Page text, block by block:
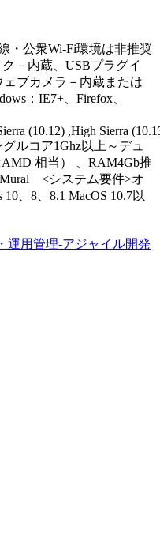
・公衆Wi-Fi環境は非推奨
－内蔵、USBプラグイ
ェブカメラ－内蔵または
：IE7+、Firefox、
(10.12) ,High Sierra
ルコア1Ghz以上～デュ
相当） 、RAM4Gb推
<システム要件>オ
、8、8.1 MacOS 10.7以
運用管理-アジャイル開発